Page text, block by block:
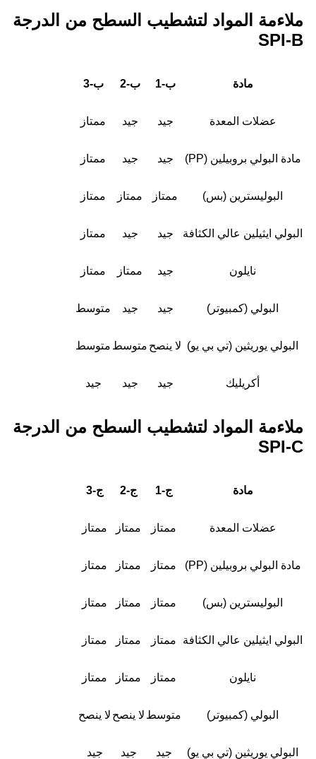
ملاءمة المواد لتشطيب السطح من الدرجة
SPI-B
مادة ب-1 ب-2 ب-3
عضلات المعدة جيد جيد ممتاز
مادة البولي بروبيلين (PP) جيد جيد ممتاز
البوليسترين (بس) ممتاز ممتاز ممتاز
البولي ايثيلين عالي الكثافة جيد جيد ممتاز
نايلون جيد ممتاز ممتاز
البولي (كمبيوتر) جيد جيد متوسط
البولي يوريثين (تي بي يو) لا ينصح متوسط متوسط
أكريليك جيد جيد جيد
ملاءمة المواد لتشطيب السطح من الدرجة
SPI-C
مادة ج-1 ج-2 ج-3
عضلات المعدة ممتاز ممتاز ممتاز
مادة البولي بروبيلين (PP) ممتاز ممتاز ممتاز
البوليسترين (بس) ممتاز ممتاز ممتاز
البولي ايثيلين عالي الكثافة ممتاز ممتاز ممتاز
نايلون ممتاز ممتاز ممتاز
البولي (كمبيوتر) متوسط لا ينصح لا ينصح
البولي يوريثين (تي بي يو) جيد جيد جيد